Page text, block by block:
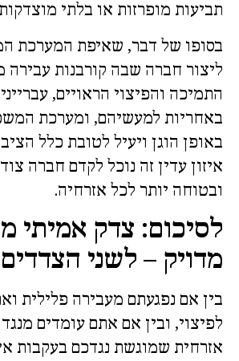
תביעות מופרזות או בלתי
בסופו של דבר, שאיפת המערכת
ליצור חברה שבה קורבנות עבירה
התמיכה והפיצוי הראויים,
באחריות למעשיהם, ומערכת
באופן הוגן ויעיל לטובת כלל
איזון עדין זה נוכל לקדם חברה
ובטוחה יותר לכל אזרחיה.
לסיכום: צדק אמיתי
מדויק – לשני
בין אם נפגעתם מעבירה פלילית
לפיצוי, ובין אם אתם עומדים
אזרחית שמוגשת נגדכם בעקבות